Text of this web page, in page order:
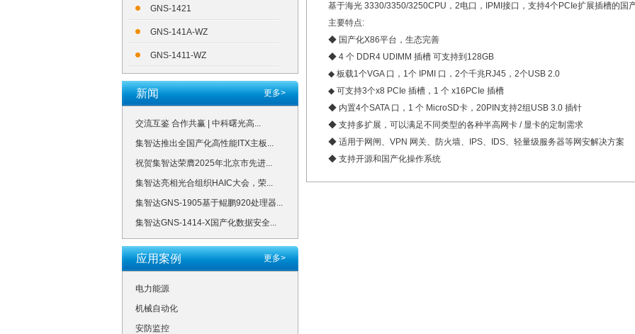
GNS-1421
GNS-141A-WZ
GNS-1411-WZ
更多>
新闻
交流互鉴 合作共赢 | 中科曙光高...
集智达推出全国产化高性能ITX主板...
祝贺集智达荣膺2025年北京市先进...
集智达亮相光合组织HAIC大会，荣...
集智达GNS-1905基于鲲鹏920处理器...
集智达GNS-1414-X国产化数据安全...
更多>
应用案例
电力能源
机械自动化
安防监控
基于海光 3330/3350/3250CPU，2电口，IPMI接口，支持4个PCIe扩展插槽的国
主要特点:
◆ 国产化X86平台，生态完善
◆ 4 个 DDR4 UDIMM 插槽 可支持到128GB
◆ 板载1个VGA 口，1个 IPMI 口，2个千兆RJ45，2个USB 2.0
◆ 可支持3个x8 PCIe 插槽，1 个 x16PCIe 插槽
◆ 内置4个SATA 口，1 个 MicroSD卡，20PIN支持2组USB 3.0 插针
◆ 支持多扩展，可以满足不同类型的各种半高网卡 / 显卡的定制需求
◆ 适用于网闸、VPN 网关、防火墙、IPS、IDS、轻量级服务器等网安解决方案
◆ 支持开源和国产化操作系统